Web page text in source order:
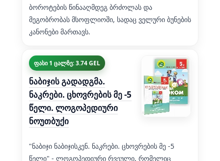
ბოროტების წინააღმდეგ ბრძოლას და
მეგობრობას მსოფლიოში, სადაც ველური ბუნების
კანონები მართავს.
ფასი 1 ცალზე: 3.74 GEL
ნაბიჯის გადადგმა.
ნაკრები. ცხოვრების მე -5
წელი. ლოგოპედიური
ნოუთბუქი
"ნაბიჯი ნაბიჯისკენ. ნაკრები. ცხოვრების მე -5
წელი" - ლოგოპედიური რვეული, რომელიც